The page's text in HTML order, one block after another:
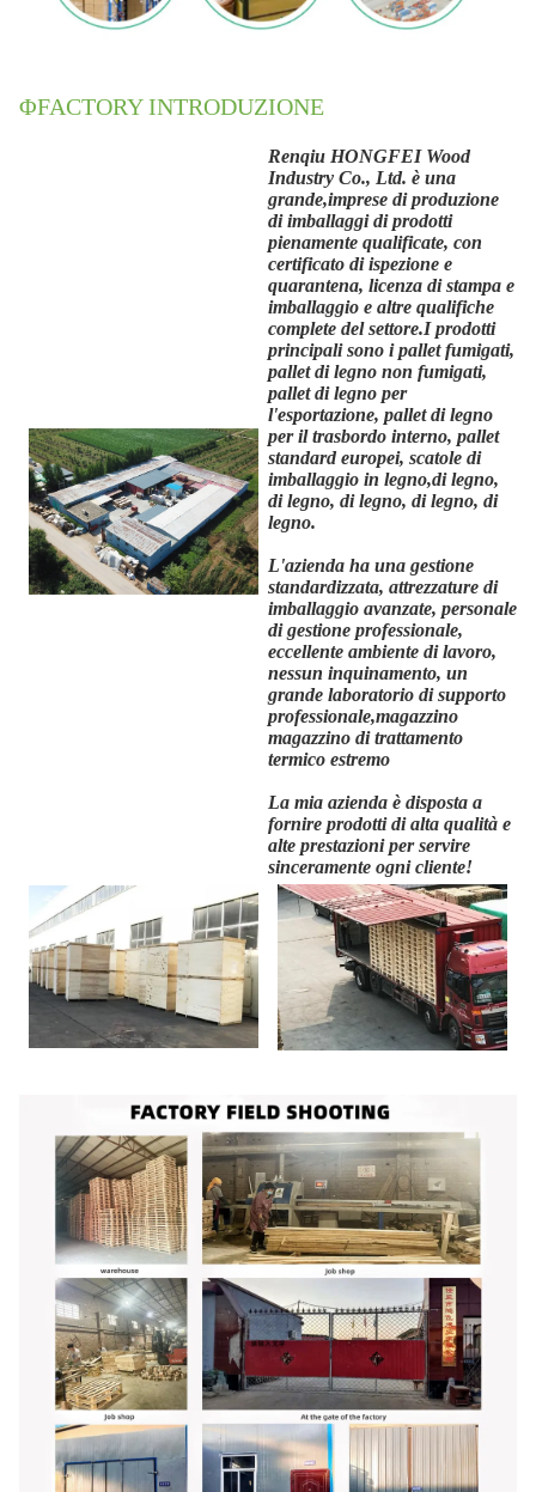
ΦFACTORY INTRODUZIONE
Renqiu HONGFEI Wood
Industry Co., Ltd. è una
grande,imprese di produzione
di imballaggi di prodotti
pienamente qualificate, con
certificato di ispezione e
quarantena, licenza di stampa e
imballaggio e altre qualifiche
complete del settore.I prodotti
principali sono i pallet fumigati,
pallet di legno non fumigati,
pallet di legno per
l'esportazione, pallet di legno
per il trasbordo interno, pallet
standard europei, scatole di
imballaggio in legno,di legno,
di legno, di legno, di legno, di
legno.
L'azienda ha una gestione
standardizzata, attrezzature di
imballaggio avanzate, personale
di gestione professionale,
eccellente ambiente di lavoro,
nessun inquinamento, un
grande laboratorio di supporto
professionale,magazzino
magazzino di trattamento
termico estremo
La mia azienda è disposta a
fornire prodotti di alta qualità e
alte prestazioni per servire
sinceramente ogni cliente!